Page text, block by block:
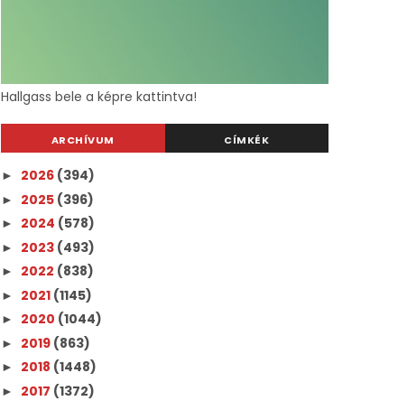
Hallgass bele a képre kattintva!
ARCHÍVUM CÍMKÉK
► 2026 (394)
► 2025 (396)
► 2024 (578)
► 2023 (493)
► 2022 (838)
► 2021 (1145)
► 2020 (1044)
► 2019 (863)
► 2018 (1448)
► 2017 (1372)